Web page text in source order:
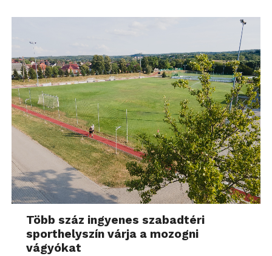
Több száz ingyenes szabadtéri
sporthelyszín várja a mozogni
vágyókat